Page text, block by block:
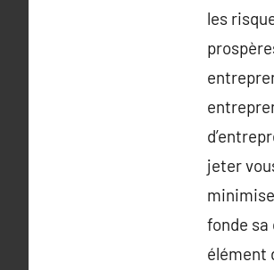
les
jeter
fonde
élément